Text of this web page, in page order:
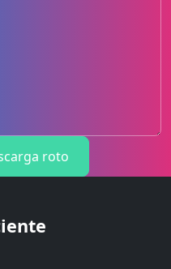
roto